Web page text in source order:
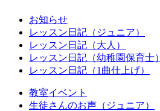
お知らせ
レッスン日記（ジュニア）
レッスン日記（大人）
レッスン日記（幼稚園保育士）
レッスン日記（1曲仕上げ）
教室イベント
生徒さんのお声（ジュニア）